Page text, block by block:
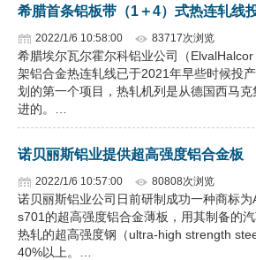
希腊首条铝板带（1＋4）式热连轧线
2022/1/6 10:58:00 83717次浏览
希腊埃尔瓦尔霍尔科铝业公司（
架铝合金热连轧线已于2021年早些时候投
划的第一个项目，热轧机列是从德国西马克
进的。…
诺贝丽斯铝业提供超高强度铝合金板
2022/1/6 10:57:00 80808次浏览
诺贝丽斯铝业公司日前研制成功一种商标
s701的超高强度铝合金薄板，用其制备的
热轧的超高强度钢（ultra-high strength
40%以上。…